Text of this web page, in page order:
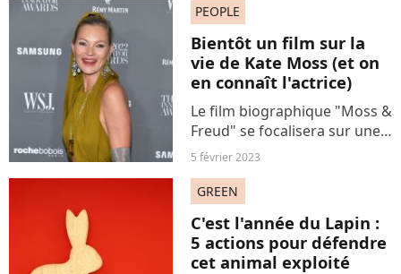
des Etats-Unis dans les
décennies à venir. Voilà la
prédiction d'un expert...
PEOPLE
Bientôt un film sur la
vie de Kate Moss (et on
en connaît l'actrice)
Le film biographique "Moss &
Freud" se focalisera sur une
période très intense de la vie
choix de l'actrice principale
vient d'être annoncé.
5 février 2023
GREEN
C'est l'année du Lapin :
5 actions pour défendre
cet animal exploité